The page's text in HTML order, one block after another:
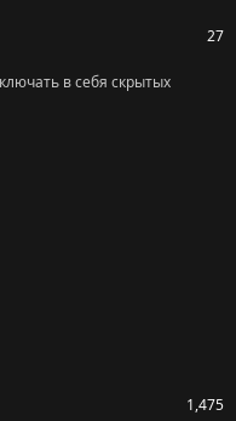
27
в себя скрытых
1,475